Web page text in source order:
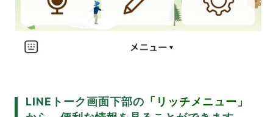
LINEトーク画面下部の 「リッチメニュー」